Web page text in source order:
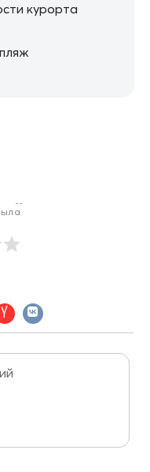
курорта